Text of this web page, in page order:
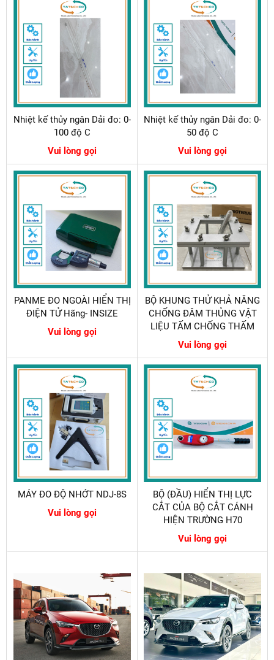
Nhiệt kế thủy ngân Dải đo: 0-
100 độ C
Vui lòng gọi
Nhiệt kế thủy ngân Dải đo: 0-
50 độ C
Vui lòng gọi
PANME ĐO NGOÀI HIỂN THỊ
ĐIỆN TỬ Hãng- INSIZE
Vui lòng gọi
BỘ KHUNG THỬ KHẢ NĂNG
CHỐNG ĐÂM THỦNG VẬT
LIỆU TẤM CHỐNG THẤM
Vui lòng gọi
MÁY ĐO ĐỘ NHỚT NDJ-8S
Vui lòng gọi
BỘ (ĐẦU) HIỂN THỊ LỰC
CẮT CỦA BỘ CẮT CÁNH
HIỆN TRƯỜNG H70
Vui lòng gọi